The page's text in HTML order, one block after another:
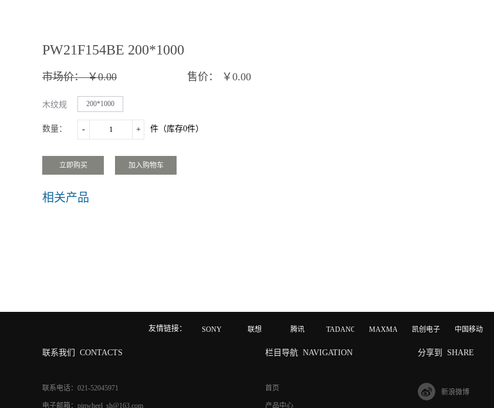
PW21F154BE 200*1000
售价： ￥0.00
市场价： ￥0.00
木纹规
格：
200*1000
数量： - + 件（库存0件）
相关产品
友情链接： SONY 联想 腾讯 TADANO MAXMAGIC 凯创电子 中国移动
联系我们 CONTACTS
联系电话：021-52045971
电子邮箱：pinwheel_sh@163.com
栏目导航 NAVIGATION
首页
产品中心
分享到 SHARE
新浪微博